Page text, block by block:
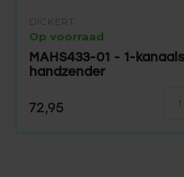
DICKERT
Op voorraad
MAHS433-01 - 1-
handzender
72,95